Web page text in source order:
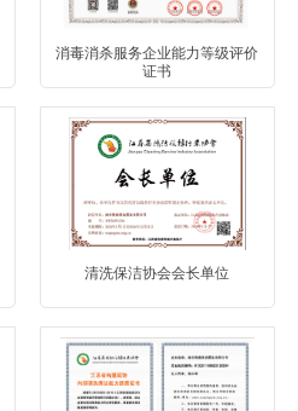
消毒消杀服务企业能力等级评价
证书
清洗保洁协会会长单位